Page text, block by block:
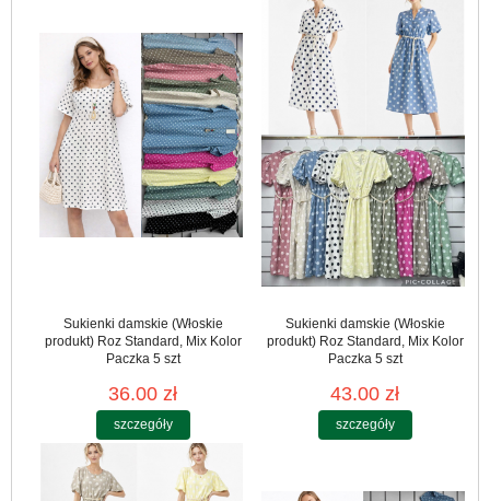
Sukienki damskie (Włoskie
produkt) Roz Standard, Mix Kolor
Paczka 5 szt
36.00 zł
szczegóły
Sukienki damskie (Włoskie
produkt) Roz Standard, Mix Kolor
Paczka 5 szt
43.00 zł
szczegóły